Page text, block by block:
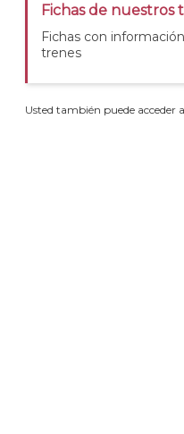
Fichas de nuestros
Fichas con
trenes
Usted también puede acceder